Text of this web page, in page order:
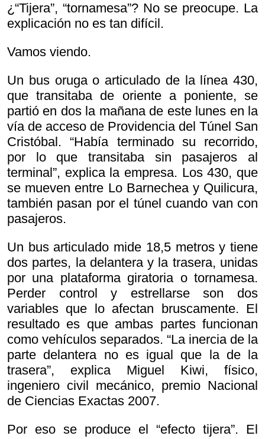
¿“Tijera”, “tornamesa”? No se preocupe. La
explicación no es tan difícil.
Vamos viendo.
Un bus oruga o articulado de la línea 430,
que transitaba de oriente a poniente, se
partió en dos la mañana de este lunes en la
vía de acceso de Providencia del Túnel San
Cristóbal. “Había terminado su recorrido,
por lo que transitaba sin pasajeros al
terminal”, explica la empresa. Los 430, que
se mueven entre Lo Barnechea y Quilicura,
también pasan por el túnel cuando van con
pasajeros.
Un bus articulado mide 18,5 metros y tiene
dos partes, la delantera y la trasera, unidas
por una plataforma giratoria o tornamesa.
Perder control y estrellarse son dos
variables que lo afectan bruscamente. El
resultado es que ambas partes funcionan
como vehículos separados. “La inercia de la
parte delantera no es igual que la de la
trasera”, explica Miguel Kiwi, físico,
ingeniero civil mecánico, premio Nacional
de Ciencias Exactas 2007.
Por eso se produce el “efecto tijera”. El